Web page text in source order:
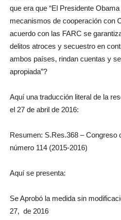
que era que “El Presidente
mecanismos de cooperación con
acuerdo con las FARC se
delitos atroces y secuestro en
ambos países, rindan cuentas y
apropiada”?
Aquí una traducción literal de la
el 27 de abril de 2016:
Resumen: S.Res.368 – Congreso
número 114 (2015-2016)
Aquí se presenta:
Se Aprobó la medida sin
27, de 2016